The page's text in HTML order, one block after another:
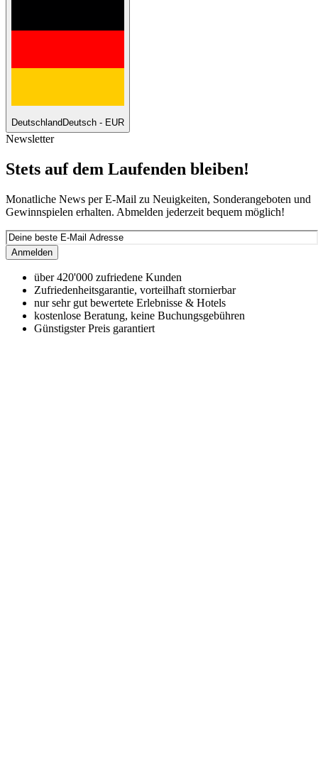
Deutschland Deutsch - EUR
Newsletter
Stets auf dem Laufenden bleiben!
Monatliche News per E-Mail zu Neuigkeiten, Sonderangeboten und
Gewinnspielen erhalten. Abmelden jederzeit bequem möglich!
Anmelden
über 420'000 zufriedene Kunden
Zufriedenheitsgarantie, vorteilhaft stornierbar
nur sehr gut bewertete Erlebnisse & Hotels
kostenlose Beratung, keine Buchungsgebühren
Günstigster Preis garantiert